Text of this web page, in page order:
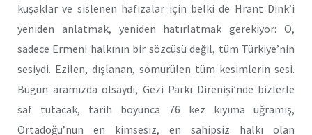
kuşaklar ve sislenen hafızalar için belki de Hrant Dink’i
yeniden anlatmak, yeniden hatırlatmak gerekiyor: O,
sadece Ermeni halkının bir sözcüsü değil, tüm Türkiye’nin
sesiydi. Ezilen, dışlanan, sömürülen tüm kesimlerin sesi.
Bugün aramızda olsaydı, Gezi Parkı Direnişi’nde bizlerle
saf tutacak, tarih boyunca 76 kez kıyıma uğramış,
Ortadoğu’nun en kimsesiz, en sahipsiz halkı olan